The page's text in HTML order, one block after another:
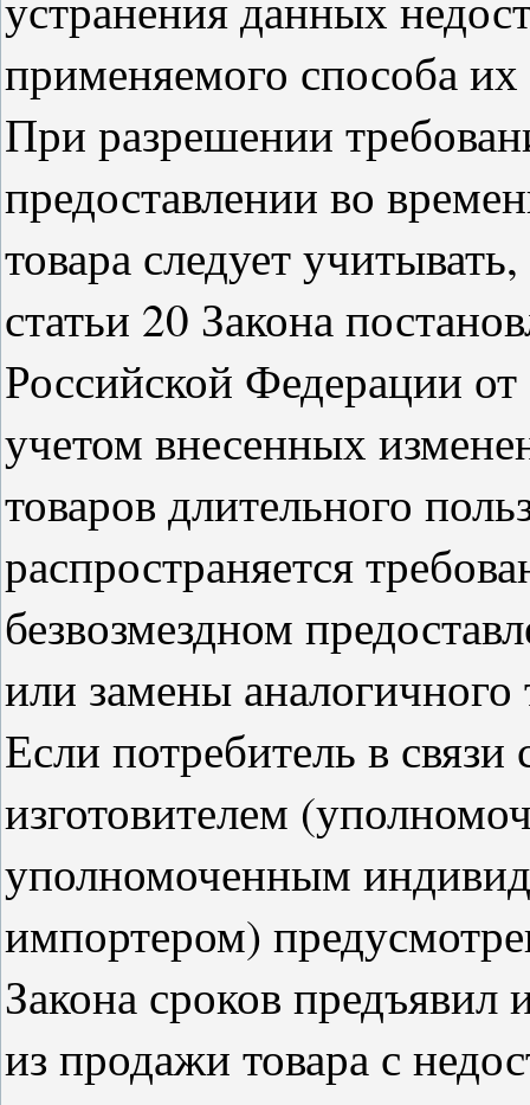
применяемого способа их
При разрешении
предоставлении во
товара следует
статьи 20 Закона
Российской Федерации
учетом внесенных
товаров длительного
распространяется
безвозмездном
или замены аналогичного
Если потребитель в
изготовителем
уполномоченным
импортером)
Закона сроков
из продажи товара с